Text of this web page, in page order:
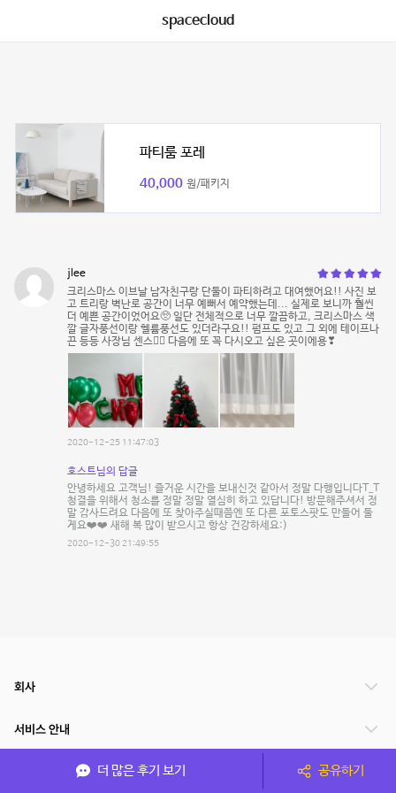
spacecloud
파티룸 포레
40,000 원/패키지
jlee
크리스마스 이브날 남자친구랑 단둘이 파티하려고 대여했어요!! 사진 보
고 트리랑 벽난로 공간이 너무 예뻐서 예약했는데... 실제로 보니까 훨씬
더 예쁜 공간이었어요🥺 일단 전체적으로 너무 깔끔하고, 크리스마스 색
깔 글자풍선이랑 헬륨풍선도 있더라구요!! 펌프도 있고 그 외에 테이프나
끈 등등 사장님 센스👍🏻 다음에 또 꼭 다시오고 싶은 곳이에용❣
2020-12-25 11:47:03
호스트님의 답글
안녕하세요 고객님! 즐거운 시간을 보내신것 같아서 정말 다행입니다T_T
청결을 위해서 청소를 정말 정말 열심히 하고 있답니다! 방문해주셔서 정
말 감사드려요 다음에 또 찾아주실때쯤엔 또 다른 포토스팟도 만들어 둘
게요❤️❤️ 새해 복 많이 받으시고 항상 건강하세요:)
2020-12-30 21:49:55
더 많은 후기 보기 공유하기
회사
서비스 안내